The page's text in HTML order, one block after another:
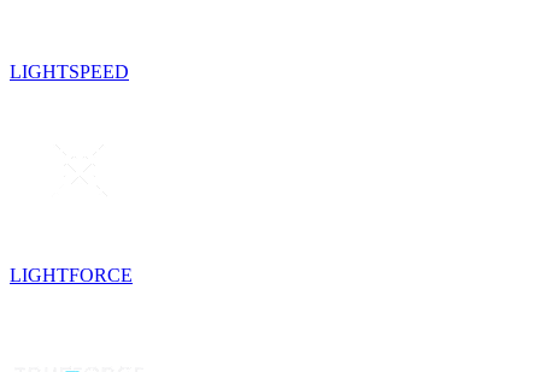
LIGHTSPEED
LIGHTFORCE